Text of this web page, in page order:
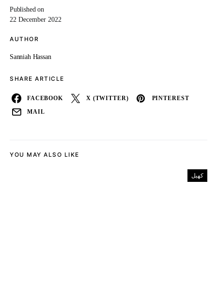
Published on
22 December 2022
AUTHOR
Sanniah Hassan
SHARE ARTICLE
FACEBOOK X (TWITTER) PINTEREST
MAIL
YOU MAY ALSO LIKE
کھیل